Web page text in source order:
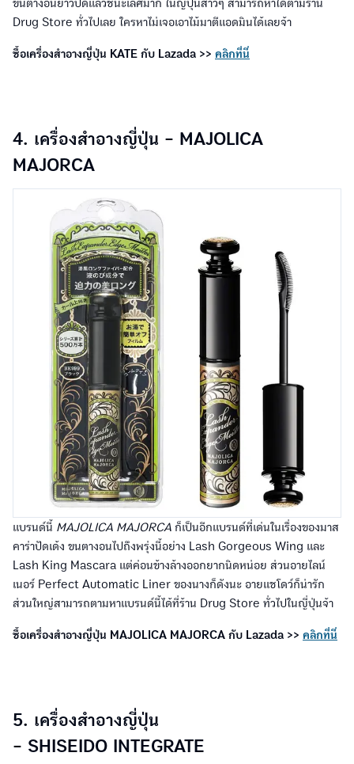
ขนตางอนยาวปัดแล้วชนะเลิศมาก ในญี่ปุ่นสาวๆ สามารถหาได้ตามร้าน
Drug Store ทั่วไปเลย ใครหาไม่เจอเอาไม้มาตีแอดมินได้เลยจ้า
ซื้อเครื่องสำอางญี่ปุ่น KATE กับ Lazada >> คลิกที่นี่
4. เครื่องสำอางญี่ปุ่น - MAJOLICA
MAJORCA
แบรนด์นี้ MAJOLICA MAJORCA ก็เป็นอีกแบรนด์ที่เด่นในเรื่องของมาส
คาร่าปัดเด้ง ขนตางอนไปถึงพรุ่งนี้อย่าง Lash Gorgeous Wing และ
Lash King Mascara แต่ค่อนข้างล้างออกยากนิดหน่อย ส่วนอายไลน์
เนอร์ Perfect Automatic Liner ของนางก็ดังนะ อายแชโดว์ก็น่ารัก
ส่วนใหญ่สามารถตามหาแบรนด์นี้ได้ที่ร้าน Drug Store ทั่วไปในญี่ปุ่นจ้า
ซื้อเครื่องสำอางญี่ปุ่น MAJOLICA MAJORCA กับ Lazada >> คลิกที่นี่
5. เครื่องสำอางญี่ปุ่น
- SHISEIDO INTEGRATE